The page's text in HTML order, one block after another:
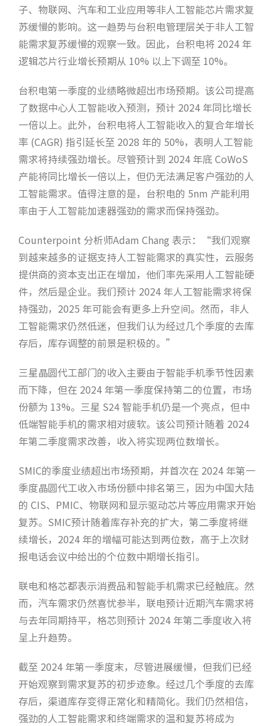
子、物联网、汽车和工业应用等非人工智能芯片需求复
苏缓慢的影响。这一趋势与台积电管理层关于非人工智
能需求复苏缓慢的观察一致。因此，台积电将 2024 年
逻辑芯片行业增长预期从 10% 以上下调至 10%。
台积电第一季度的业绩略微超出市场预期。该公司提高
了数据中心人工智能收入预测，预计 2024 年同比增长
一倍以上。此外，台积电将人工智能收入的复合年增长
率 (CAGR) 指引延长至 2028 年的 50%，表明人工智能
需求将持续强劲增长。尽管预计到 2024 年底 CoWoS
产能将同比增长一倍以上，但仍无法满足客户强劲的人
工智能需求。值得注意的是，台积电的 5nm 产能利用
率由于人工智能加速器强劲的需求而保持强劲。
Counterpoint 分析师Adam Chang 表示：“我们观察
到越来越多的证据支持人工智能需求的真实性，云服务
提供商的资本支出正在增加，他们率先采用人工智能硬
件，然后是企业。我们预计 2024 年人工智能需求将保
持强劲，2025 年可能会有更多上升空间。然而，非人
工智能需求仍然低迷，但我们认为经过几个季度的去库
存后，库存调整的前景是积极的。”
三星晶圆代工部门的收入主要由于智能手机季节性因素
而下降，但在 2024 年第一季度保持第二的位置，市场
份额为 13%。三星 S24 智能手机仍是一个亮点，但中
低端智能手机的需求相对疲软。该公司预计随着 2024
年第二季度需求改善，收入将实现两位数增长。
SMIC的季度业绩超出市场预期，并首次在 2024 年第一
季度晶圆代工收入市场份额中排名第三，因为中国大陆
的 CIS、PMIC、物联网和显示驱动芯片等应用需求开始
复苏。SMIC预计随着库存补充的扩大，第二季度将继
续增长，2024 年的增幅可能达到两位数，高于上次财
报电话会议中给出的个位数中期增长指引。
联电和格芯都表示消费品和智能手机需求已经触底。然
而，汽车需求仍然喜忧参半，联电预计近期汽车需求将
与去年同期持平，格芯则预计 2024 年第二季度收入将
呈上升趋势。
截至 2024 年第一季度末，尽管进展缓慢，但我们已经
开始观察到需求复苏的初步迹象。经过几个季度的去库
存后，渠道库存变得正常化和精简化。我们仍然相信，
强劲的人工智能需求和终端需求的温和复苏将成为